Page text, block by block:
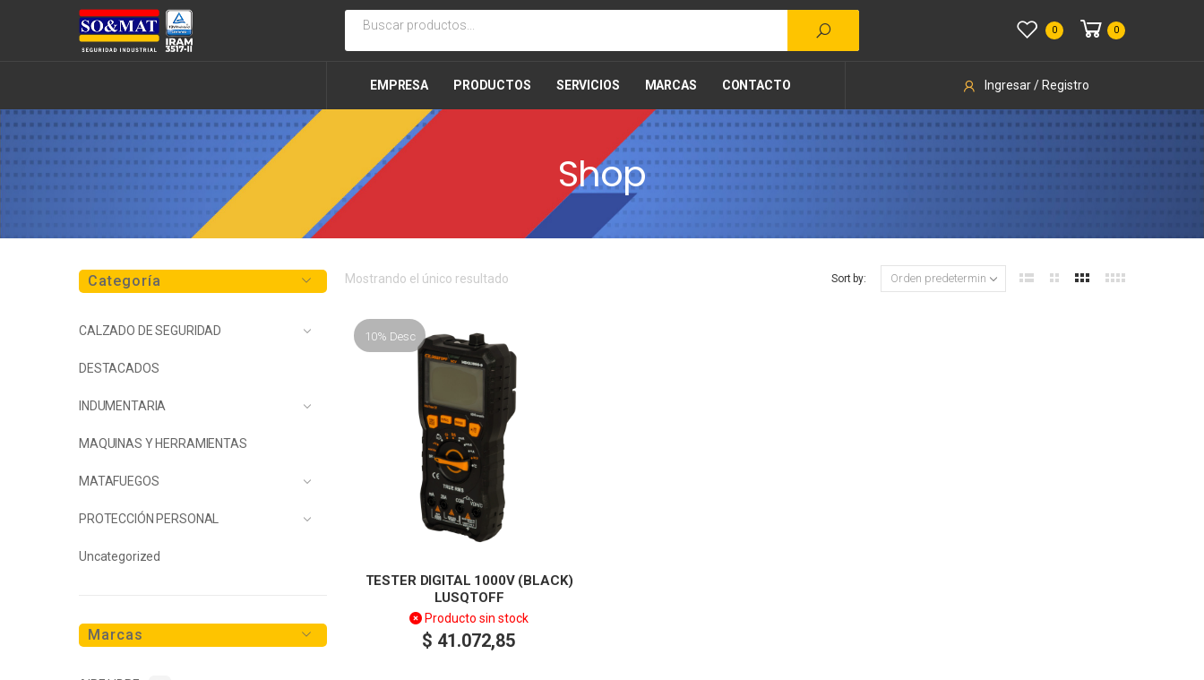
0 0
EMPRESA PRODUCTOS SERVICIOS MARCAS CONTACTO Ingresar / Registro
Shop
Categoría
CALZADO DE SEGURIDAD
DESTACADOS
INDUMENTARIA
MAQUINAS Y HERRAMIENTAS
MATAFUEGOS
PROTECCIÓN PERSONAL
Uncategorized
Marcas
Mostrando el único resultado Sort by:
10% Desc
TESTER DIGITAL 1000V (BLACK)
LUSQTOFF
Producto sin stock
$ 41.072,85